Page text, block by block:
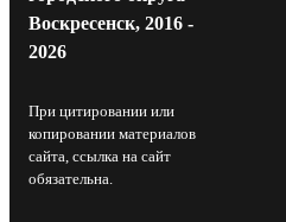
Воскресенск, 2016 -
2026
При цитировании или
копировании материалов
сайта, ссылка на сайт
обязательна.